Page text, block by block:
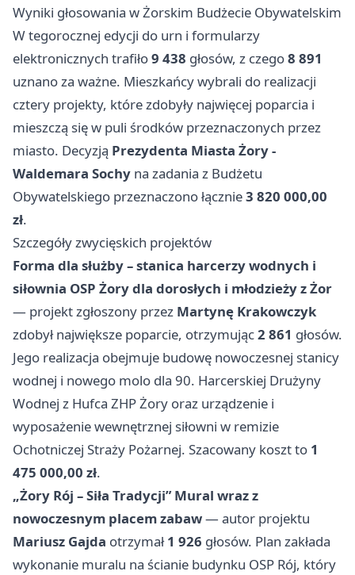
Wyniki głosowania w Żorskim Budżecie Obywatelskim
W tegorocznej edycji do urn i formularzy
elektronicznych trafiło9 438 głosów, z czego8 891
uznano za ważne. Mieszkańcy wybrali do realizacji
cztery projekty, które zdobyły najwięcej poparcia i
mieszczą się w puli środków przeznaczonych przez
miasto. Decyzją Prezydenta Miasta Żory -
Waldemara Sochy na zadania z Budżetu
Obywatelskiego przeznaczono łącznie3 820 000,00
zł.
Szczegóły zwycięskich projektów
Forma dla służby – stanica harcerzy wodnych i
siłownia OSP Żory dla dorosłych i młodzieży z Żor
— projekt zgłoszony przez Martynę Krakowczyk
zdobył największe poparcie, otrzymując2 861 głosów.
Jego realizacja obejmuje budowę nowoczesnej stanicy
wodnej i nowego molo dla 90. Harcerskiej Drużyny
Wodnej z Hufca ZHP Żory oraz urządzenie i
wyposażenie wewnętrznej siłowni w remizie
Ochotniczej Straży Pożarnej. Szacowany koszt to 1
475 000,00 zł.
„Żory Rój – Siła Tradycji” Mural wraz z
nowoczesnym placem zabaw— autor projektu
Mariusz Gajda otrzymał1 926 głosów. Plan zakłada
wykonanie muralu na ścianie budynku OSP Rój, który